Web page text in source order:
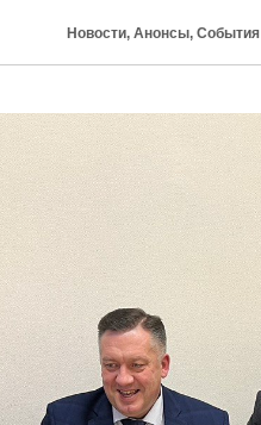
Новости, Анонсы, События